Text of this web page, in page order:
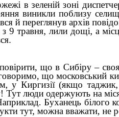
в зеленій зоні
виникли поблизу
й переглянув архів
9 травня, лили дощі, а
що в Сибіру –
що московський
у Киргизії (якщо
Тут люди одержують на
Буханець білого
тут, можна вважати, не